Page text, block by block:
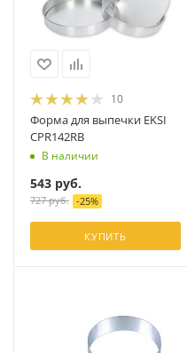
10
Форма для выпечки EKSI
CPR142RB
В наличии
543 руб.
727руб. -25%
КУПИТЬ